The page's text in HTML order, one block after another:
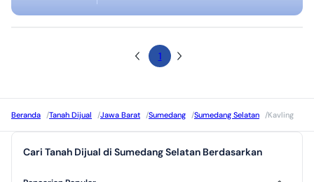
1
Beranda /Tanah Dijual /Jawa Barat /Sumedang /Sumedang Selatan /Kavling
Cari Tanah Dijual di Sumedang Selatan Berdasarkan